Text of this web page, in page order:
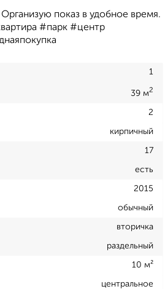
показ в удобное время.
#парк #центр
1
39 м2
2
кирпичный
17
есть
2015
обычный
вторичка
раздельный
10 м²
центральное